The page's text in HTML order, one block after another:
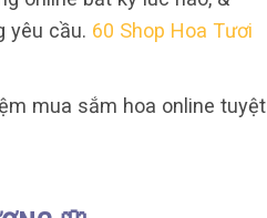
yêu cầu. 60 Shop Hoa Tươi
mua sắm hoa online tuyệt